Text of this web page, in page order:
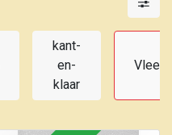
kant-
en-
klaar
Vlees